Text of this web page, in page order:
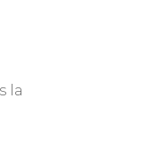
la